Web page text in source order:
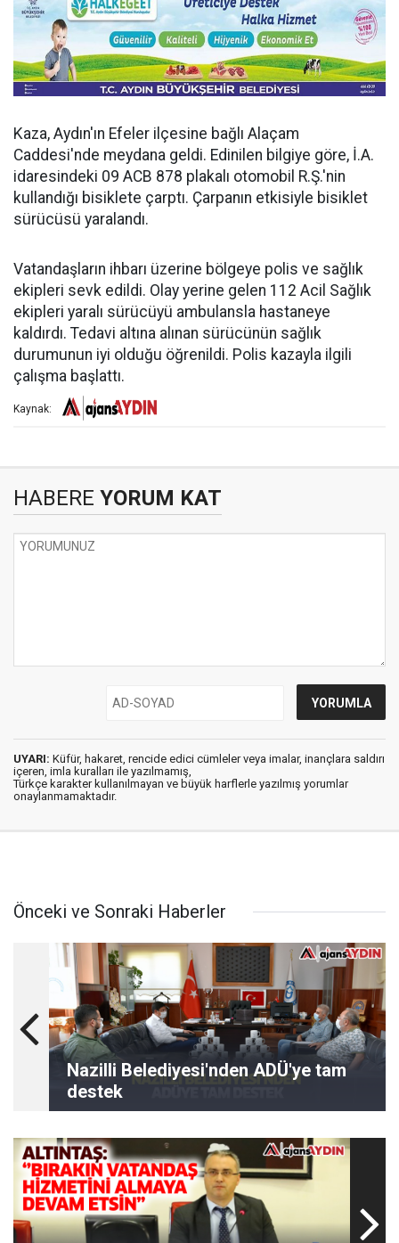
Kaza, Aydın'ın Efeler ilçesine bağlı Alaçam
Caddesi'nde meydana geldi. Edinilen bilgiye göre, İ.A.
idaresindeki 09 ACB 878 plakalı otomobil R.Ş.'nin
kullandığı bisiklete çarptı. Çarpanın etkisiyle bisiklet
sürücüsü yaralandı.
Vatandaşların ihbarı üzerine bölgeye polis ve sağlık
ekipleri sevk edildi. Olay yerine gelen 112 Acil Sağlık
ekipleri yaralı sürücüyü ambulansla hastaneye
kaldırdı. Tedavi altına alınan sürücünün sağlık
durumunun iyi olduğu öğrenildi. Polis kazayla ilgili
çalışma başlattı.
Kaynak:
HABERE YORUM KAT
UYARI: Küfür, hakaret, rencide edici cümleler veya imalar, inançlara saldırı
içeren, imla kuralları ile yazılmamış,
Türkçe karakter kullanılmayan ve büyük harflerle yazılmış yorumlar
onaylanmamaktadır.
Önceki ve Sonraki Haberler
Nazilli Belediyesi'nden ADÜ'ye tam
destek